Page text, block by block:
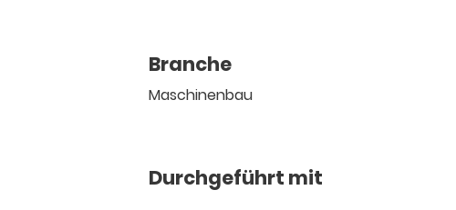
Branche
Maschinenbau
Durchgeführt mit